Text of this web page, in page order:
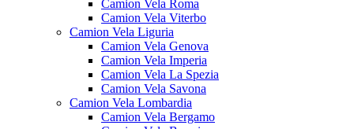
Camion Vela Roma
Camion Vela Viterbo
Camion Vela Liguria
Camion Vela Genova
Camion Vela Imperia
Camion Vela La Spezia
Camion Vela Savona
Camion Vela Lombardia
Camion Vela Bergamo